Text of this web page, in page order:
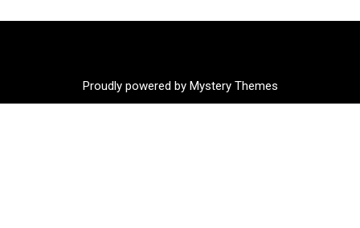
Proudly powered by Mystery Themes